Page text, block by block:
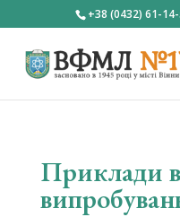
+38 (0432) 61-
Приклади